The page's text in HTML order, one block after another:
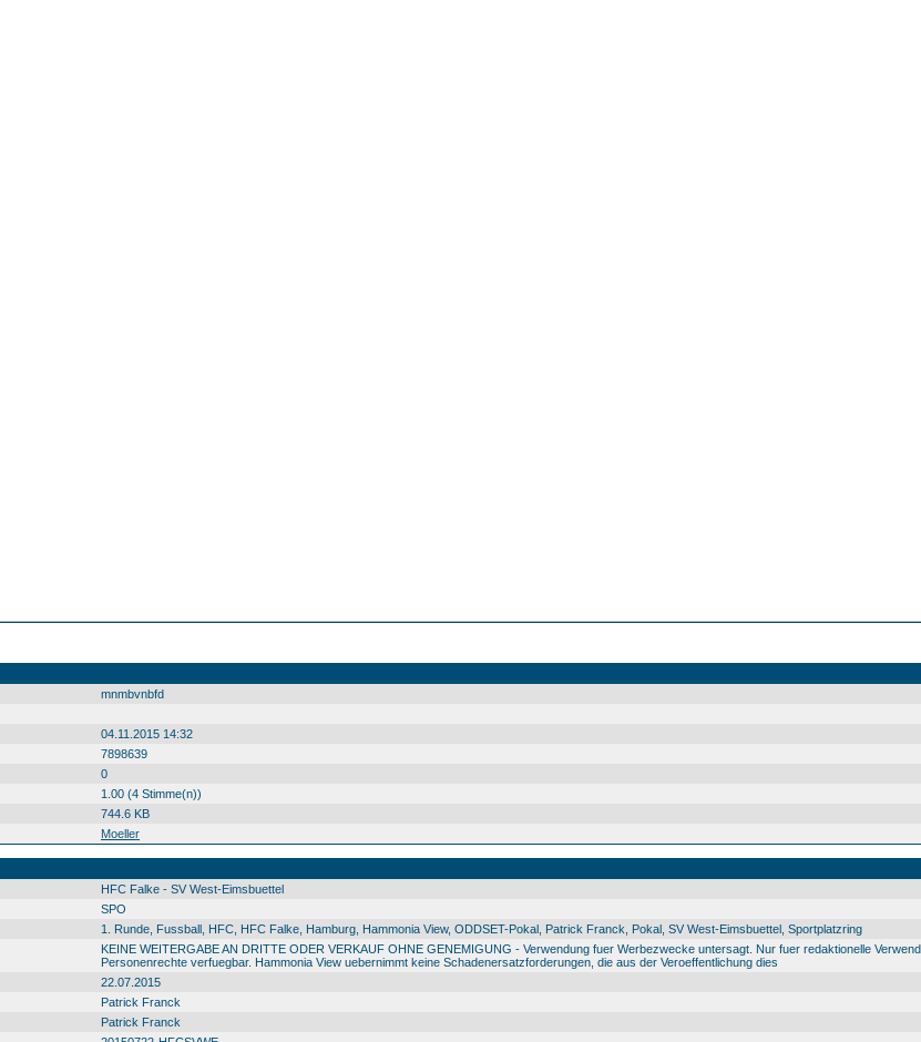
mnmbvnbfd
04.11.2015 14:32
7898639
0
1.00 (4 Stimme(n))
744.6 KB
Moeller
HFC Falke - SV West-Eimsbuettel
SPO
1. Runde, Fussball, HFC, HFC Falke, Hamburg, Hammonia View, ODDSET-Pokal, Patrick Franck, Pokal, SV West-Eimsbuettel, Sportplatzring
KEINE WEITERGABE AN DRITTE ODER VERKAUF OHNE GENEMIGUNG - Verwendung fuer Werbezwecke untersagt. Nur fuer redaktionelle
Personenrechte verfuegbar. Hammonia View uebernimmt keine Schadenersatzforderungen, die aus der Veroeffentlichung dies
22.07.2015
Patrick Franck
Patrick Franck